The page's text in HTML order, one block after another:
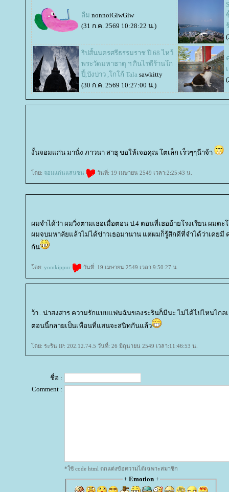
ลืม nonnoiGiwGiw
(31 ก.ค. 2569 10:28:22 น.)
ริปสั้นนครศรีธรรมราช ปี 68 ไหว้
พระวัดมหาธาตุ ฯ กินไรตีร้านโก
ปี้,บังบ่าว ,โกโก้ Tala sawkitty
(30 ก.ค. 2569 10:27:00 น.)
งั้นจอมแก่น มานั่ง ภาวนา สาธุ ขอให้เจอคุณ โตเล็ก เร็วๆๆน๊าจ้า
ดย: จอมแก่นแสนซน วันที่: 19 เมษายน 2549 เวลา:2:25:43 น.
ผมจำได้ว่า ผมวิ่งตามเธอเมื่อตอน ป.4 ตอนที่เธอย้ายโรงเรียน ผมต
ผมจบมหาลัยแล้วไม่ได้ข่าวเธอมานาน แต่ผมก็รู้สึกดีที่จำได้ว่าเคยมี
กัน
ดย: yomkippur วันที่: 19 เมษายน 2549 เวลา:9:50:27 น.
ว้า...น่าสงสาร ความรักแบบแฟนฉันของระรินก็มีนะ ไม่ได้ไปไหนไกล
ตอนนี้กลายเป็นเพื่อนที่แสนจะสนิทกันแล้ว
ดย: ระริน IP: 202.12.74.5 วันที่: 26 มิถุนายน 2549 เวลา:11:46:53 น.
ชื่อ :
Comment :
*ใช้ code html ตกแต่งข้อความได้เฉพาะสมาชิก
+ Emotion+